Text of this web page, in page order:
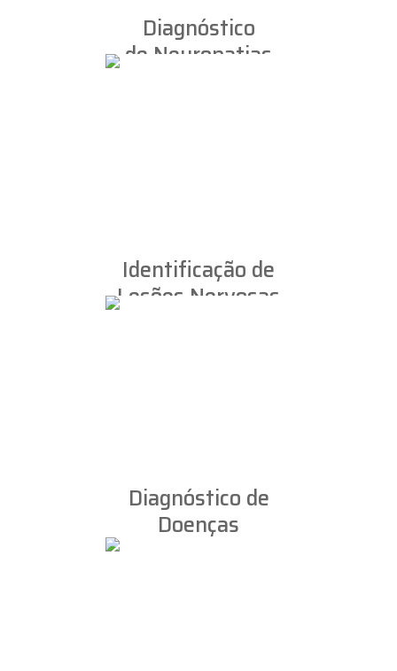
Diagnóstico
de Neuropatias
Identificação de
Lesões Nervosas
Diagnóstico de
Doenças
Neuromusculares